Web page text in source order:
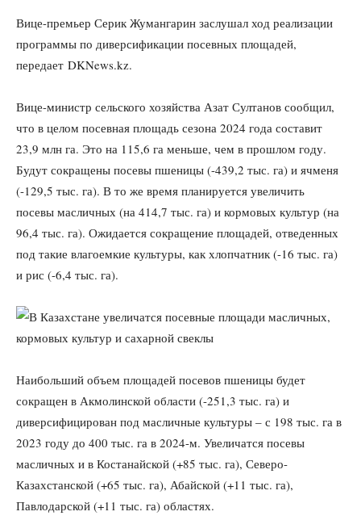
Вице-премьер Серик Жумангарин заслушал ход реализации
программы по диверсификации посевных площадей,
передает DKNews.kz.
Вице-министр сельского хозяйства Азат Султанов сообщил,
что в целом посевная площадь сезона 2024 года составит
23,9 млн га. Это на 115,6 га меньше, чем в прошлом году.
Будут сокращены посевы пшеницы (-439,2 тыс. га) и ячменя
(-129,5 тыс. га). В то же время планируется увеличить
посевы масличных (на 414,7 тыс. га) и кормовых культур (на
96,4 тыс. га). Ожидается сокращение площадей, отведенных
под такие влагоемкие культуры, как хлопчатник (-16 тыс. га)
и рис (-6,4 тыс. га).
Наибольший объем площадей посевов пшеницы будет
сокращен в Акмолинской области (-251,3 тыс. га) и
диверсифицирован под масличные культуры – с 198 тыс. га в
2023 году до 400 тыс. га в 2024-м. Увеличатся посевы
масличных и в Костанайской (+85 тыс. га), Северо-
Казахстанской (+65 тыс. га), Абайской (+11 тыс. га),
Павлодарской (+11 тыс. га) областях.